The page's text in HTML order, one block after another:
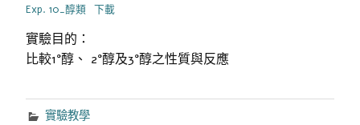
Exp. 10_醇類 下載
實驗目的：
比較1°醇、 2°醇及3°醇之性質與反應
實驗教學